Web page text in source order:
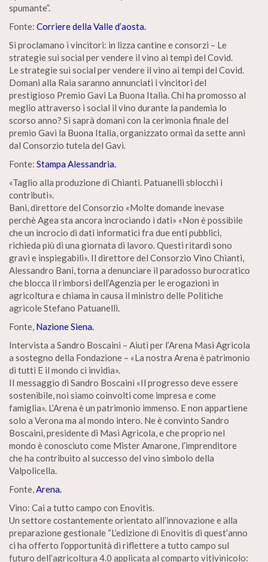
spumante”.
Fonte: Corriere della Valle d’aosta.
Si proclamano i vincitori: in lizza cantine e consorzi – Le
strategie sui social per vendere il vino ai tempi del Covid.
Le strategie sui social per vendere il vino ai tempi del Covid.
Domani alla Raia saranno annunciati i vincitori del
prestigioso Premio Gavi La Buona Italia. Chi ha promosso al
meglio attraverso i social il vino durante la pandemia lo
scorso anno? Si saprà domani con la cerimonia finale del
premio Gavi la Buona Italia, organizzato ormai da sette anni
dal Consorzio tutela del Gavi.
Fonte: Stampa Alessandria.
«Taglio alla produzione di Chianti. Patuanelli sblocchi i
contributi».
Bani, direttore del Consorzio «Molte domande inevase
perchè Agea sta ancora incrociando i dati» «Non è possibile
che un incrocio di dati informatici fra due enti pubblici,
richieda più di una giornata di lavoro. Questi ritardi sono
gravi e inspiegabili». Il direttore del Consorzio Vino Chianti,
Alessandro Bani, torna a denunciare il paradosso burocratico
che blocca il rimborsi dell’Agenzia per le erogazioni in
agricoltura e chiama in causa il ministro delle Politiche
agricole Stefano Patuanelli.
Fonte, Nazione Siena.
Intervista a Sandro Boscaini – Aiuti per l’Arena Masi Agricola
a sostegno della Fondazione – «La nostra Arena è patrimonio
di tutti E il mondo ci invidia».
II messaggio di Sandro Boscaini «Il progresso deve essere
sostenibile, noi siamo coinvolti come impresa e come
famiglia». L’Arena è un patrimonio immenso. E non appartiene
solo a Verona ma al mondo intero. Ne è convinto Sandro
Boscaini, presidente di Masi Agricola, e che proprio nel
mondo è conosciuto come Mister Amarone, l’imprenditore
che ha contribuito al successo del vino simbolo della
Valpolicella.
Fonte,Arena.
Vino: Cai a tutto campo con Enovitis.
Un settore costantemente orientato all’innovazione e alla
preparazione gestionale “L’edizione di Enovitis di quest’anno
ci ha offerto l’opportunità di riflettere a tutto campo sul
futuro dell’agricoltura 4.0 applicata al comparto vitivinicolo: